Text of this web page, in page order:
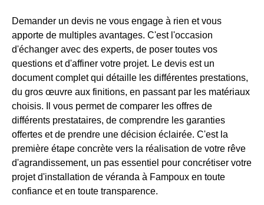
Demander un devis ne vous engage à rien et vous
apporte de multiples avantages. C'est l'occasion
d'échanger avec des experts, de poser toutes vos
questions et d'affiner votre projet. Le devis est un
document complet qui détaille les différentes prestations,
du gros œuvre aux finitions, en passant par les matériaux
choisis. Il vous permet de comparer les offres de
différents prestataires, de comprendre les garanties
offertes et de prendre une décision éclairée. C'est la
première étape concrète vers la réalisation de votre rêve
d'agrandissement, un pas essentiel pour concrétiser votre
projet d'installation de véranda à Fampoux en toute
confiance et en toute transparence.